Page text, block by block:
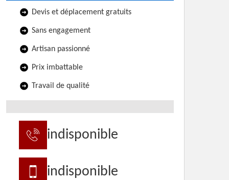
Devis et déplacement gratuits
Sans engagement
Artisan passionné
Prix imbattable
Travail de qualité
indisponible
indisponible